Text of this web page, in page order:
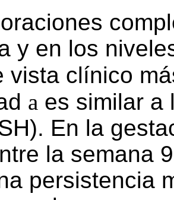
y en los
vista clínico
a es similar
En la
la semana
persistencia